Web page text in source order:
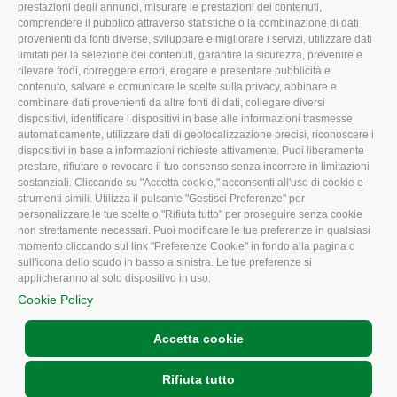
prestazioni degli annunci, misurare le prestazioni dei contenuti,
comprendere il pubblico attraverso statistiche o la combinazione di dati
provenienti da fonti diverse, sviluppare e migliorare i servizi, utilizzare dati
limitati per la selezione dei contenuti, garantire la sicurezza, prevenire e
rilevare frodi, correggere errori, erogare e presentare pubblicità e
contenuto, salvare e comunicare le scelte sulla privacy, abbinare e
combinare dati provenienti da altre fonti di dati, collegare diversi
dispositivi, identificare i dispositivi in base alle informazioni trasmesse
automaticamente, utilizzare dati di geolocalizzazione precisi, riconoscere i
dispositivi in base a informazioni richieste attivamente. Puoi liberamente
prestare, rifiutare o revocare il tuo consenso senza incorrere in limitazioni
sostanziali. Cliccando su "Accetta cookie," acconsenti all'uso di cookie e
strumenti simili. Utilizza il pulsante "Gestisci Preferenze" per
personalizzare le tue scelte o "Rifiuta tutto" per proseguire senza cookie
non strettamente necessari. Puoi modificare le tue preferenze in qualsiasi
momento cliccando sul link "Preferenze Cookie" in fondo alla pagina o
sull'icona dello scudo in basso a sinistra. Le tue preferenze si
applicheranno al solo dispositivo in uso.
Cookie Policy
Accetta cookie
Rifiuta tutto
Uffici della Sede
provinciale
Le Sedi di Zona
Agricoltori S.r.l.
Whistleblowing
Confagricoltura Rovigo e
Agricoltori srl
Associazione
CONFAGRICOLTURA
ATTIVA
Notizie in evidenza
Eventi
Comunicati Stampa
Video
Iscrizione Newsletter
Newsletter